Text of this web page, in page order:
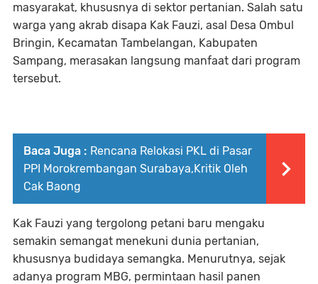
masyarakat, khususnya di sektor pertanian. Salah satu
warga yang akrab disapa Kak Fauzi, asal Desa Ombul
Bringin, Kecamatan Tambelangan, Kabupaten
Sampang, merasakan langsung manfaat dari program
tersebut.
Baca Juga : Rencana Relokasi PKL di Pasar
PPI Morokrembangan Surabaya,Kritik Oleh
Cak Baong
Kak Fauzi yang tergolong petani baru mengaku
semakin semangat menekuni dunia pertanian,
khususnya budidaya semangka. Menurutnya, sejak
adanya program MBG, permintaan hasil panen